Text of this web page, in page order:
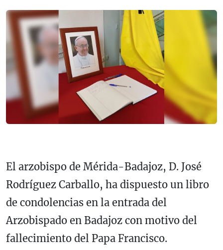
El arzobispo de Mérida-Badajoz, D. José
Rodríguez Carballo, ha dispuesto un libro
de condolencias en la entrada del
Arzobispado en Badajoz con motivo del
fallecimiento del Papa Francisco.